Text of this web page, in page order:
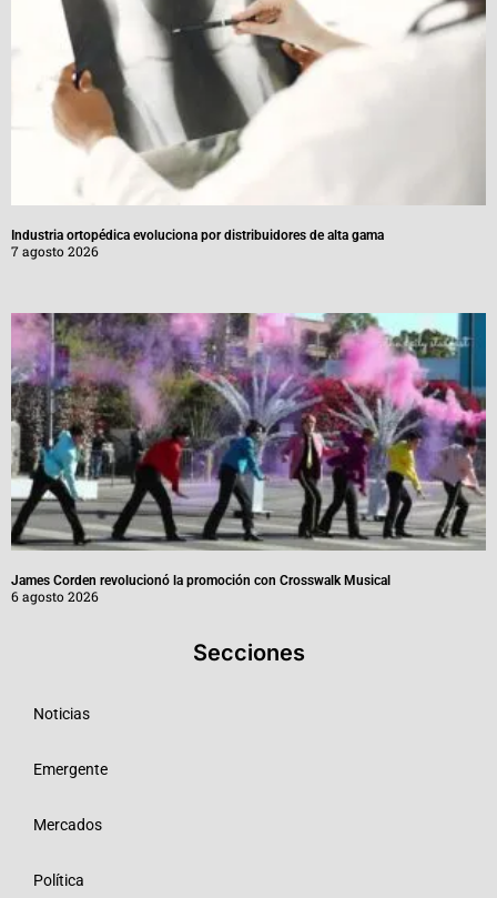
Industria ortopédica evoluciona por distribuidores de alta gama
7 agosto 2026
James Corden revolucionó la promoción con Crosswalk Musical
6 agosto 2026
Secciones
Noticias
Emergente
Mercados
Política